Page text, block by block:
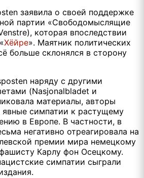
заявила о своей поддержке
партии «Свободомыслящие
), которая впоследствии
Хёйре». Маятник политических
больше склонялся в сторону
наряду с другими
(Nasjonalbladet и
материалы, авторы
симпатии к растущему
в Европе. В частности, в
негативно отреагировала на
премии мира немецкому
Карлу фон Осецкому.
симпатии сыграли